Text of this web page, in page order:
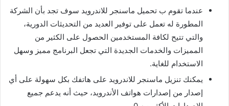
عندما تقوم ب تحميل ماسنجر للاندرويد سوف تجد بأن الشركة
المطورة له تعمل على توفير العديد من التحديثات الدورية،
والتي تتيح لكافة المستخدمين الحصول على الكثير من
المميزات والخدمات الجديدة التي تجعل البرنامج مميز وسهل
الاستخدام للغاية.
يمكنك تنزيل ماسنجر للاندرويد على هاتفك بكل سهولة على أي
إصدار من إصدارات هواتف الأندرويد، حيث أنه يدعم جميع